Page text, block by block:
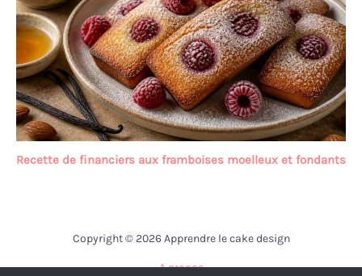
Recette de financiers aux framboises moelleux et fondants
Copyright © 2026 Apprendre le cake design
A propos